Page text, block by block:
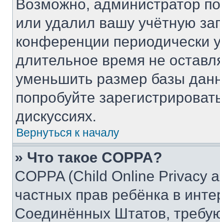
Возможно, администратор
или удалил вашу учётную
конференции периодически
длительное время не
уменьшить размер базы
попробуйте
дискуссиях.
Вернуться к началу
» Что такое COPPA?
COPPA (Child Online Privacy
частных прав ребёнка в
Соединённых Штатов,